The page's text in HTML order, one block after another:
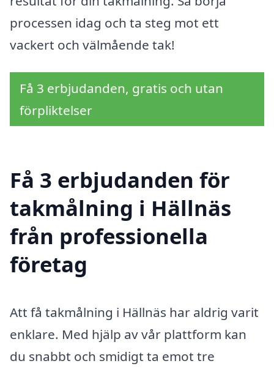
processen idag och ta steg mot ett
vackert och välmående tak!
Få 3 erbjudanden, gratis och utan
förpliktelser
Få 3 erbjudanden för
takmålning i Hällnäs
från professionella
företag
Att få takmålning i Hällnäs har aldrig varit
enklare. Med hjälp av vår plattform kan
du snabbt och smidigt ta emot tre